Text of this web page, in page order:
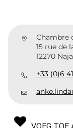
Chambre
15 rue de
12270
+33 (0)6